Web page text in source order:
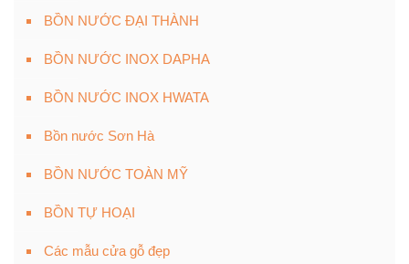
BỒN NƯỚC ĐẠI THÀNH
BỒN NƯỚC INOX DAPHA
BỒN NƯỚC INOX HWATA
Bồn nước Sơn Hà
BỒN NƯỚC TOÀN MỸ
BỒN TỰ HOẠI
Các mẫu cửa gỗ đẹp